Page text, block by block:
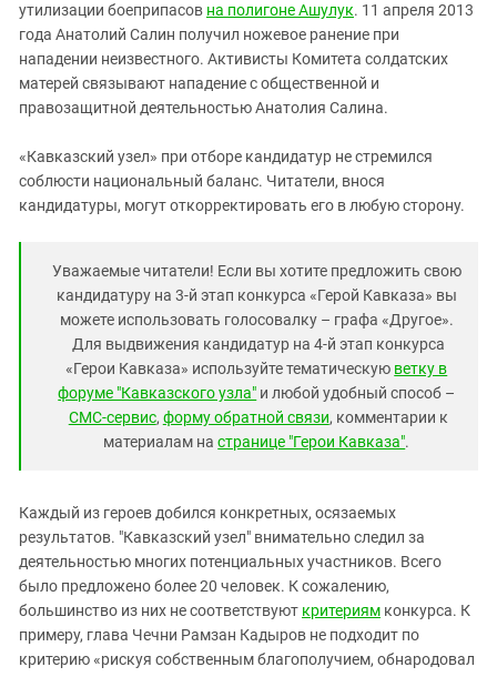
утилизации боеприпасов на полигоне Ашулук. 11 апреля 2013
года Анатолий Салин получил ножевое ранение при
нападении неизвестного. Активисты Комитета солдатских
матерей связывают нападение с общественной и
правозащитной деятельностью Анатолия Салина.
«Кавказский узел» при отборе кандидатур не стремился
соблюсти национальный баланс. Читатели, внося
кандидатуры, могут откорректировать его в любую сторону.
Уважаемые читатели! Если вы хотите предложить свою
кандидатуру на 3-й этап конкурса «Герой Кавказа» вы
можете использовать голосовалку – графа «Другое».
Для выдвижения кандидатур на 4-й этап конкурса
«Герои Кавказа» используйте тематическую ветку в
форуме "Кавказского узла" и любой удобный способ –
СМС-сервис, форму обратной связи, комментарии к
материалам настранице "Герои Кавказа".
Каждый из героев добился конкретных, осязаемых
результатов. "Кавказский узел" внимательно следил за
деятельностью многих потенциальных участников. Всего
было предложено более 20 человек. К сожалению,
большинство из них не соответствуют критериям конкурса. К
примеру, глава Чечни Рамзан Кадыров не подходит по
критерию «рискуя собственным благополучием, обнародовал